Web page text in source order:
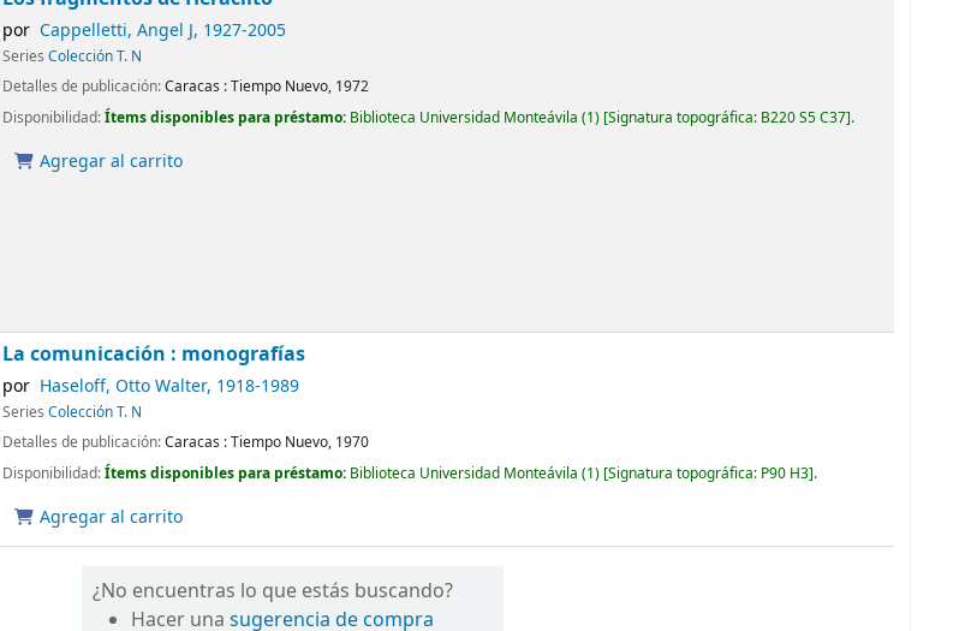
por Cappelletti, Angel J, 1927-2005
SeriesColección T. N
Detalles de publicación:Caracas :Tiempo Nuevo, 1972
Disponibilidad:Ítems disponibles para préstamo: Biblioteca Universidad Monteávila (1) Signatura topográfica: B220 S5 C37 .
Agregar al carrito
La comunicación : monografías
por Haseloff, Otto Walter, 1918-1989
SeriesColección T. N
Detalles de publicación:Caracas :Tiempo Nuevo, 1970
Disponibilidad:Ítems disponibles para préstamo: Biblioteca Universidad Monteávila (1) Signatura topográfica: P90 H3 .
Agregar al carrito
¿No encuentras lo que estás buscando?
Hacer unasugerencia de compra